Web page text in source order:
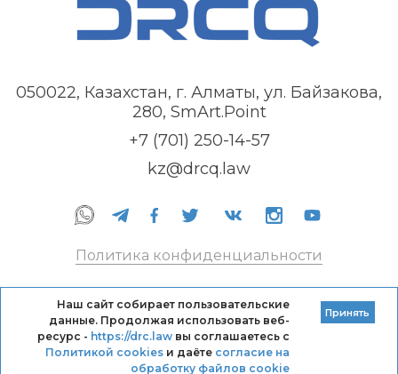
050022, Казахстан, г. Алматы, ул. Байзакова,
280, SmArt.Point
+7 (701) 250-14-57
kz@drcq.law
Политика конфиденциальности
Кодекс профессиональной этики DRC
Правила оказания услуг
Наш сайт собирает пользовательские
данные. Продолжая использовать веб-
ресурс - https://drc.lawвы соглашаетесь с
Политикой cookiesи даёте согласие на
обработку файлов cookie
Принять